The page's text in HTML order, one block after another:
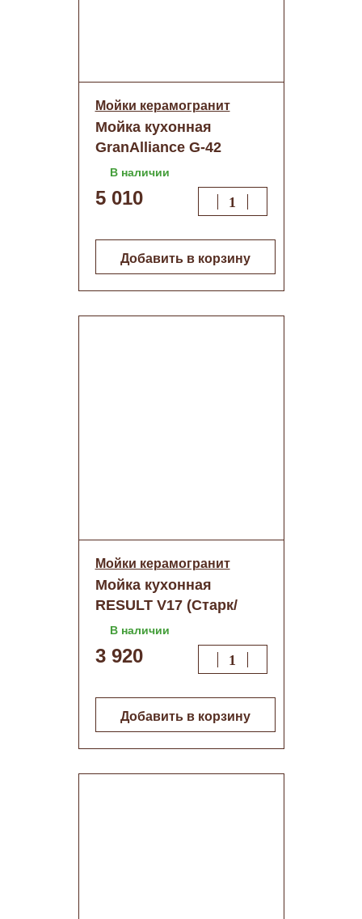
Мойки керамогранит
Мойка кухонная
GranAlliance G-42
серый+сифон
(500х770)
В наличии
5 010
Добавить в корзину
Мойки керамогранит
Мойка кухонная
RESULT V17 (Старк/
тем-серая)+сифон
(500х660)
В наличии
3 920
Добавить в корзину